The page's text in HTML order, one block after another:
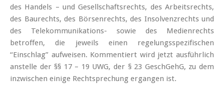
des Handels – und Gesellschaftsrechts, des Arbeitsrechts,
des Baurechts, des Börsenrechts, des Insolvenzrechts und
des Telekommunikations- sowie des Medienrechts
betroffen, die jeweils einen regelungsspezifischen
“Einschlag” aufweisen. Kommentiert wird jetzt ausführlich
anstelle der §§ 17 – 19 UWG, der § 23 GeschGehG, zu dem
inzwischen einige Rechtsprechung ergangen ist.